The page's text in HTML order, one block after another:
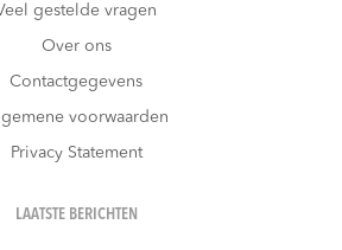
gestelde vragen
Over ons
Contactgegevens
voorwaarden
Privacy Statement
LAATSTE BERICHTEN